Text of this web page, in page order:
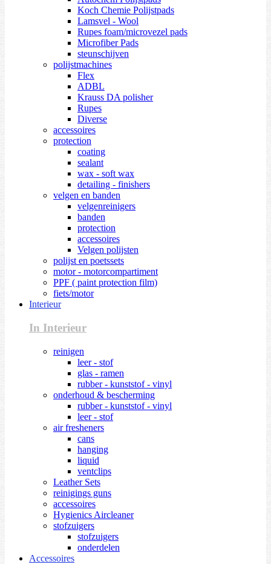
Koch Chemie Polijstpads
Lamsvel - Wool
Rupes foam/microvezel pads
Microfiber Pads
steunschijven
polijstmachines
Flex
ADBL
Krauss DA polisher
Rupes
Diverse
accessoires
protection
coating
sealant
wax - soft wax
detailing - finishers
velgen en banden
velgenreinigers
banden
protection
accessoires
Velgen polijsten
polijst en poetssets
motor - motorcompartiment
PPF ( paint protection film)
fiets/motor
Interieur
In Interieur
reinigen
leer - stof
glas - ramen
rubber - kunststof - vinyl
onderhoud & bescherming
rubber - kunststof - vinyl
leer - stof
air fresheners
cans
hanging
liquid
ventclips
Leather Sets
reinigings guns
accessoires
Hygienics Aircleaner
stofzuigers
stofzuigers
onderdelen
Accessoires